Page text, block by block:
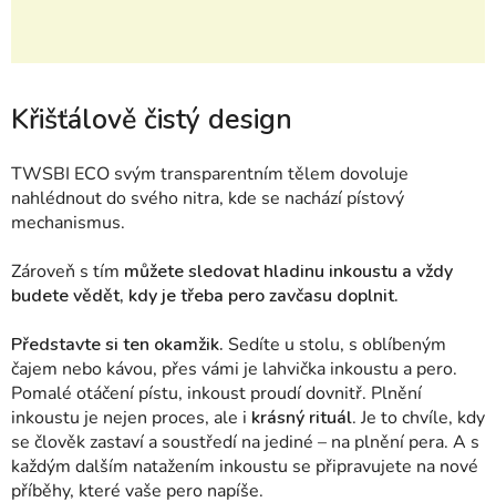
Křišťálově čistý design
TWSBI ECO svým transparentním tělem dovoluje
nahlédnout do svého nitra, kde se nachází pístový
mechanismus.
Zároveň s tím můžetesledovat hladinu inkoustu a vždy
budete vědět, kdy je třeba pero zavčasu doplnit.
Představte si ten okamžik. Sedíte u stolu, s oblíbeným
čajem nebo kávou, přes vámi je lahvička inkoustu a pero.
Pomalé otáčení pístu, inkoust proudí dovnitř. Plnění
inkoustu je nejen proces, ale i krásný rituál. Je to chvíle, kdy
se člověk zastaví a soustředí na jediné – na plnění pera. A s
každým dalším natažením inkoustu se připravujete na nové
příběhy, které vaše pero napíše.